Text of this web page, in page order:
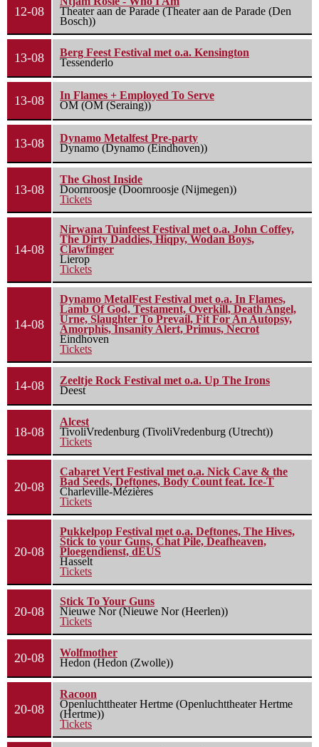
12-08
Theater aan de Parade (Theater aan de Parade (Den
Bosch))
13-08
Berg Feest Festival met o.a. Kensington
Tessenderlo
13-08
In Flames + Employed To Serve
OM (OM (Seraing))
13-08
Dynamo Metalfest Pre-party
Dynamo (Dynamo (Eindhoven))
13-08
The Ghost Inside
Doornroosje (Doornroosje (Nijmegen))
Tickets
14-08
Nirwana Tuinfeest Festival met o.a. John Coffey,
The Dirty Daddies, Hiqpy, Wodan Boys,
Clawfinger
Lierop
Tickets
14-08
Dynamo MetalFest Festival met o.a. In Flames,
Lamb Of God, Testament, Overkill, Death Angel,
Urne, Slaughter To Prevail, Fit For An Autopsy,
Amorphis, Insanity Alert, Primus, Necrot
Eindhoven
Tickets
14-08
Zeeltje Rock Festival met o.a. Up The Irons
Deest
18-08
Alcest
TivoliVredenburg (TivoliVredenburg (Utrecht))
Tickets
20-08
Cabaret Vert Festival met o.a. Nick Cave & the
Bad Seeds, Deftones, Body Count feat. Ice-T
Charleville-Mézières
Tickets
20-08
Pukkelpop Festival met o.a. Deftones, The Hives,
Stick to your Guns, Chat Pile, Deafheaven,
Ploegendienst, dEUS
Hasselt
Tickets
20-08
Stick To Your Guns
Nieuwe Nor (Nieuwe Nor (Heerlen))
Tickets
20-08
Wolfmother
Hedon (Hedon (Zwolle))
20-08
Racoon
Openluchttheater Hertme (Openluchttheater Hertme
(Hertme))
Tickets